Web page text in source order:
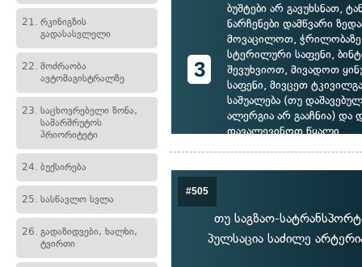
21. რკინიგზის
გადასასვლელი
22. მოძრაობა
ავტომაგისტრალზე
23. საცხოვრებელი ზონა,
სამარშრუტოს
პრიორიტეტი
24. ბუქსირება
25. სასწავლო სვლა
26. გადაზიდვები, ხალხი,
ტვირთი
3
ბუშტები არ გავუხსნათ,
ნარჩენები დამწვარი
მოვაცილოთ,
სტერილური საფენი,
შევუხვიოთ, მივადოთ
საფენი, მივცეთ
საშუალება (თუ
ალერგია არ გააჩნია) და
დავალევინოთ წყალი
#505
თუ საგზაო-
პულსაცია საძილე